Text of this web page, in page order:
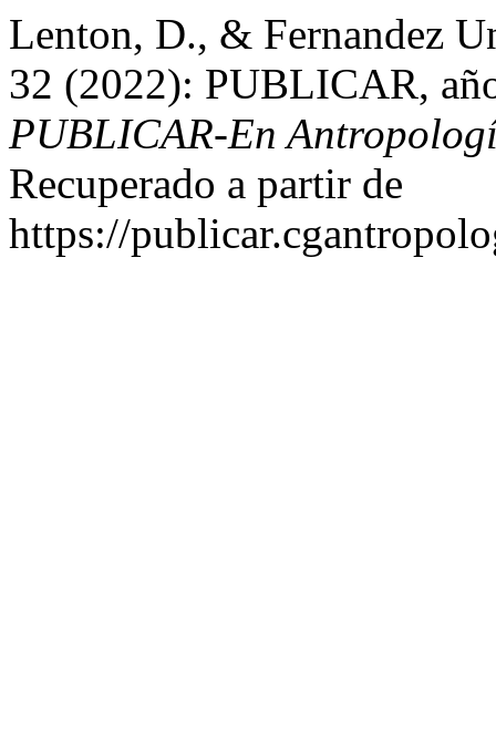
Lenton, D., & Fernandez
32 (2022): PUBLICAR,
PUBLICAR-En
Recuperado a partir de
https://